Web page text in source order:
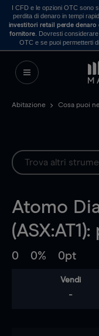
I CFD e le opzioni OTC sono
perdita di denaro in tempi
investitori retail perde denaro
fornitore . Dovresti
OTC e se puoi permetterti
Abitazione Cosa puoi
Atomo
0 0% 0pt
Vendi
-